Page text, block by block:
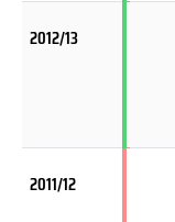
2012/13
2011/12